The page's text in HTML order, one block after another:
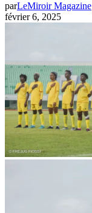
parLeMiroir Magazine
février 6, 2025